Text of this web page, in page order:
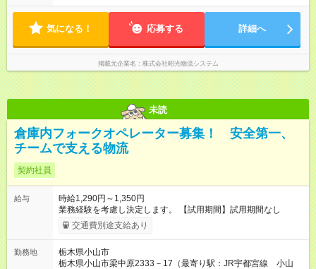
す
気になる！ 応募する 詳細へ
掲載元企業名 株式会社昭光物流システム
未読
倉庫内フォークオペレーター募集！ 安全第一、
チームで支える物流
契約社員
給与
時給1,290円～1,350円
業務経験を考慮し決定します。 【試用期間】試用期間なし
交通費別途支給あり
勤務地
栃木県小山市
栃木県小山市梁中原2333－17（最寄り駅：JR宇都宮線 小山